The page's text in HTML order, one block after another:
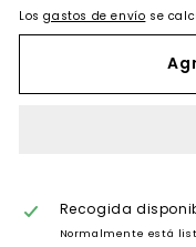
Losgastos de envío se
Recogida
Normalmente está